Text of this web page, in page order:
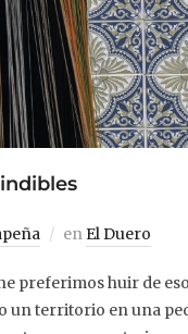
en El Duero
preferimos huir de
un territorio en una